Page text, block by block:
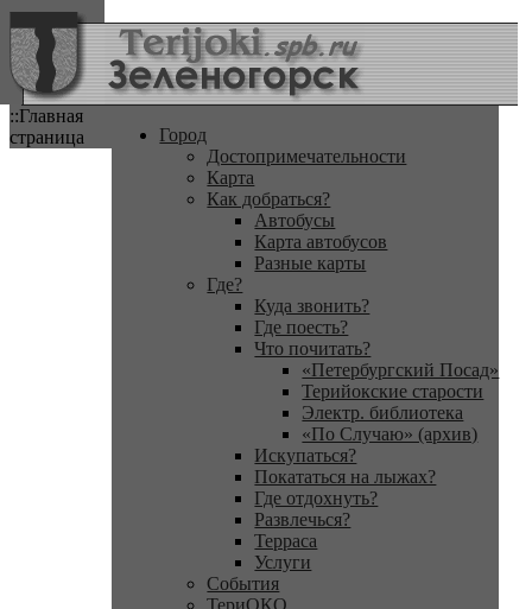
::Главная
страница
Город
Достопримечательности
Карта
Как добраться?
Автобусы
Карта автобусов
Разные карты
Где?
Куда звонить?
Где поесть?
Что почитать?
«Петербургский Посад»
Терийокские старости
Электр. библиотека
«По Случаю» (архив)
Искупаться?
Покататься на лыжах?
Где отдохнуть?
Развлечься?
Терраса
Услуги
События
ТериОКО